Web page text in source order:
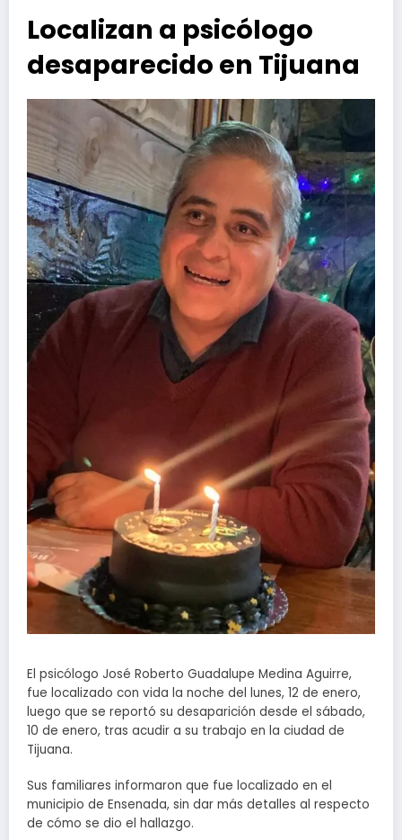
Localizan a psicólogo
desaparecido en Tijuana
El psicólogo José Roberto Guadalupe Medina Aguirre,
fue localizado con vida la noche del lunes, 12 de enero,
luego que se reportó su desaparición desde el sábado,
10 de enero, tras acudir a su trabajo en la ciudad de
Tijuana.
Sus familiares informaron que fue localizado en el
municipio de Ensenada, sin dar más detalles al respecto
de cómo se dio el hallazgo.